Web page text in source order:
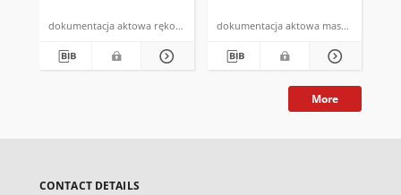
dokumentacja aktowa rękopis dokumentacja aktowa maszynopis
More
CONTACT DETAILS